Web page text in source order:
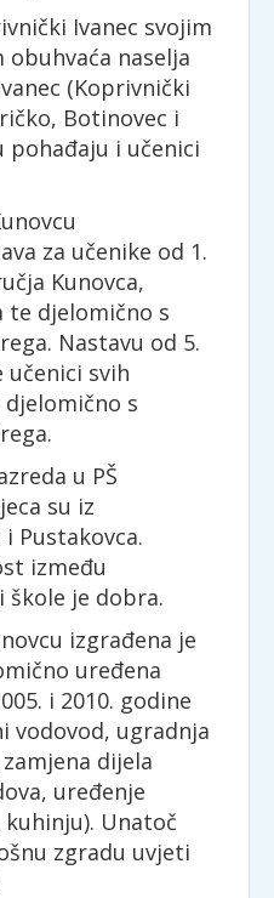
Ivanec svojim
naselja
(Koprivnički
Botinovec i
pohađaju i učenici
za učenike od 1.
Kunovca,
te djelomično s
Nastavu od 5.
učenici svih
s
u PŠ
su iz
Pustakovca.
između
škole je dobra.
izgrađena je
uređena
i 2010. godine
vodovod, ugradnja
dijela
uređenje
Unatoč
zgradu uvjeti